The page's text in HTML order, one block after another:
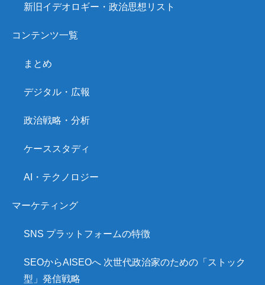
新旧イデオロギー・政治思想リスト
コンテンツ一覧
まとめ
デジタル・広報
政治戦略・分析
ケーススタディ
AI・テクノロジー
マーケティング
SNS プラットフォームの特徴
SEOからAISEOへ 次世代政治家のための「ストック
型」発信戦略